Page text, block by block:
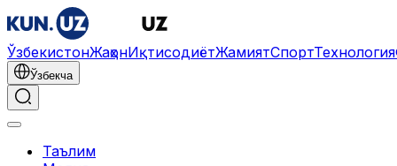
ЎзбекистонЖаҳонИқтисодиётЖамиятСпортТехнология
Ўзбекча
Таълим